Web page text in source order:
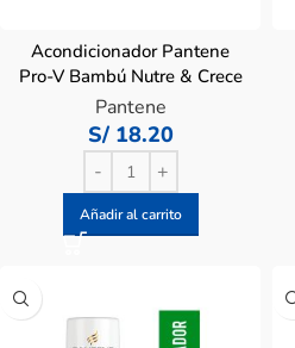
Acondicionador Pantene
Pro-V Bambú Nutre & Crece
– Frasco 400 ML
Pantene
S/18.20
Añadir al carrito